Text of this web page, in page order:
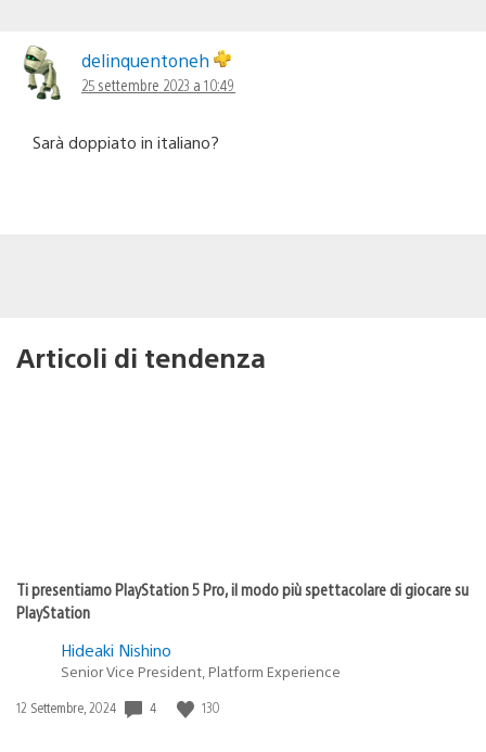
delinquentoneh
25 settembre 2023 a 10:49
Sarà doppiato in italiano?
Articoli di tendenza
Ti presentiamo PlayStation 5 Pro, il modo più spettacolare di giocare su
PlayStation
Hideaki Nishino
Senior Vice President, Platform Experience
Data
12 Settembre, 2024 4 130